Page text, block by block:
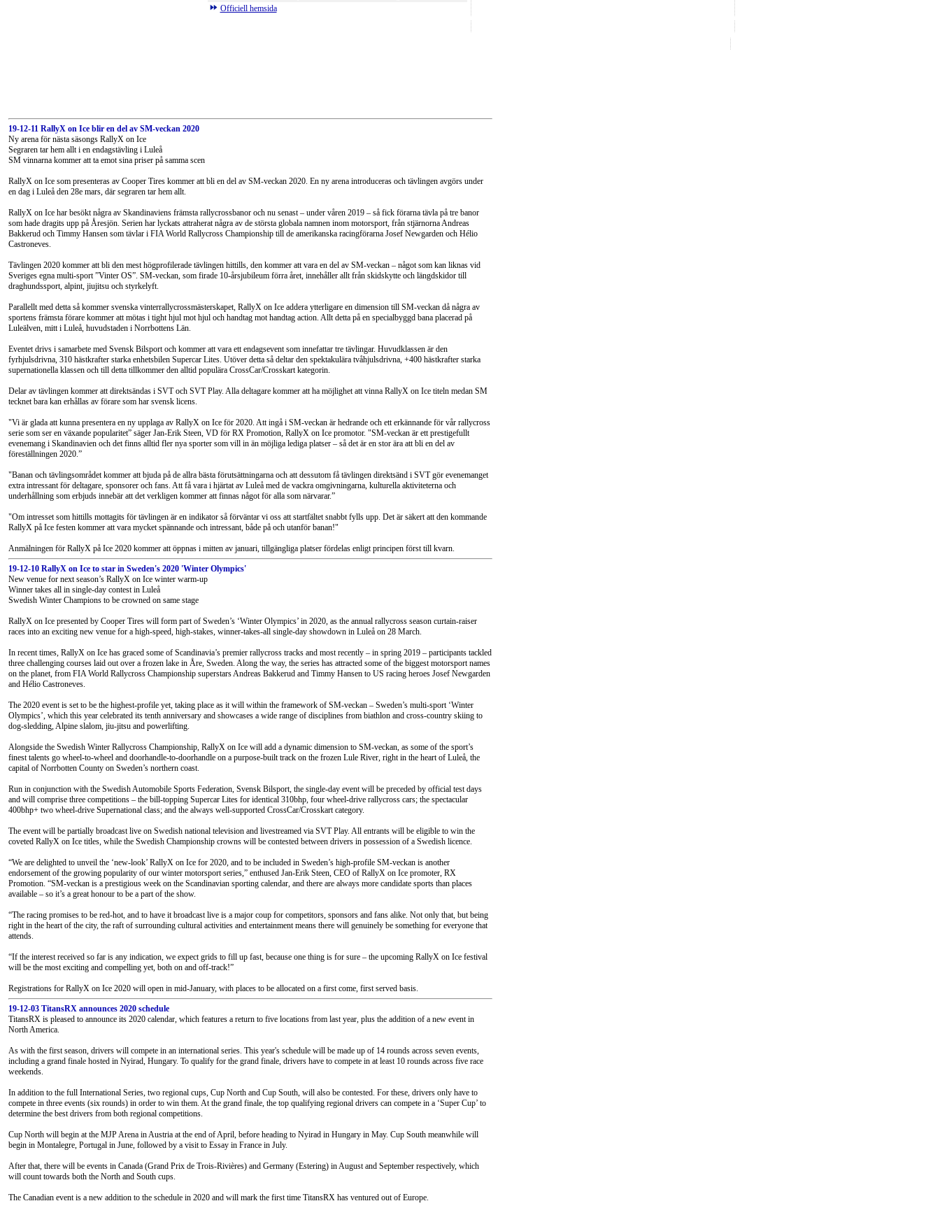
Officiell hemsida
19-12-11 RallyX on Ice blir en del av SM-veckan 2020
Ny arena för nästa säsongs RallyX on Ice
Segraren tar hem allt i en endagstävling i Luleå
SM vinnarna kommer att ta emot sina priser på samma scen
RallyX on Ice som presenteras av Cooper Tires kommer att bli en del av SM-veckan 2020. En ny arena introduceras och tävlingen avgörs under
en dag i Luleå den 28e mars, där segraren tar hem allt.
RallyX on Ice har besökt några av Skandinaviens främsta rallycrossbanor och nu senast – under våren 2019 – så fick förarna tävla på tre banor
som hade dragits upp på Åresjön. Serien har lyckats attraherat några av de största globala namnen inom motorsport, från stjärnorna Andreas
Bakkerud och Timmy Hansen som tävlar i FIA World Rallycross Championship till de amerikanska racingförarna Josef Newgarden och Hélio
Castroneves.
Tävlingen 2020 kommer att bli den mest högprofilerade tävlingen hittills, den kommer att vara en del av SM-veckan – något som kan liknas vid
Sveriges egna multi-sport ”Vinter OS”. SM-veckan, som firade 10-årsjubileum förra året, innehåller allt från skidskytte och längdskidor till
draghundssport, alpint, jiujitsu och styrkelyft.
Parallellt med detta så kommer svenska vinterrallycrossmästerskapet, RallyX on Ice addera ytterligare en dimension till SM-veckan då några av
sportens främsta förare kommer att mötas i tight hjul mot hjul och handtag mot handtag action. Allt detta på en specialbyggd bana placerad på
Luleälven, mitt i Luleå, huvudstaden i Norrbottens Län.
Eventet drivs i samarbete med Svensk Bilsport och kommer att vara ett endagsevent som innefattar tre tävlingar. Huvudklassen är den
fyrhjulsdrivna, 310 hästkrafter starka enhetsbilen Supercar Lites. Utöver detta så deltar den spektakulära tvåhjulsdrivna, +400 hästkrafter starka
supernationella klassen och till detta tillkommer den alltid populära CrossCar/Crosskart kategorin.
Delar av tävlingen kommer att direktsändas i SVT och SVT Play. Alla deltagare kommer att ha möjlighet att vinna RallyX on Ice titeln medan SM
tecknet bara kan erhållas av förare som har svensk licens.
"Vi är glada att kunna presentera en ny upplaga av RallyX on Ice för 2020. Att ingå i SM-veckan är hedrande och ett erkännande för vår rallycross
serie som ser en växande popularitet” säger Jan-Erik Steen, VD för RX Promotion, RallyX on Ice promotor. "SM-veckan är ett prestigefullt
evenemang i Skandinavien och det finns alltid fler nya sporter som vill in än möjliga lediga platser – så det är en stor ära att bli en del av
föreställningen 2020.”
"Banan och tävlingsområdet kommer att bjuda på de allra bästa förutsättningarna och att dessutom få tävlingen direktsänd i SVT gör evenemanget
extra intressant för deltagare, sponsorer och fans. Att få vara i hjärtat av Luleå med de vackra omgivningarna, kulturella aktiviteterna och
underhållning som erbjuds innebär att det verkligen kommer att finnas något för alla som närvarar.”
"Om intresset som hittills mottagits för tävlingen är en indikator så förväntar vi oss att startfältet snabbt fylls upp. Det är säkert att den kommande
RallyX på Ice festen kommer att vara mycket spännande och intressant, både på och utanför banan!"
Anmälningen för RallyX på Ice 2020 kommer att öppnas i mitten av januari, tillgängliga platser fördelas enligt principen först till kvarn.
19-12-10 RallyX on Ice to star in Sweden's 2020 'Winter Olympics'
New venue for next season’s RallyX on Ice winter warm-up
Winner takes all in single-day contest in Luleå
Swedish Winter Champions to be crowned on same stage
RallyX on Ice presented by Cooper Tires will form part of Sweden’s ‘Winter Olympics’ in 2020, as the annual rallycross season curtain-raiser
races into an exciting new venue for a high-speed, high-stakes, winner-takes-all single-day showdown in Luleå on 28 March.
In recent times, RallyX on Ice has graced some of Scandinavia’s premier rallycross tracks and most recently – in spring 2019 – participants tackled
three challenging courses laid out over a frozen lake in Åre, Sweden. Along the way, the series has attracted some of the biggest motorsport names
on the planet, from FIA World Rallycross Championship superstars Andreas Bakkerud and Timmy Hansen to US racing heroes Josef Newgarden
and Hélio Castroneves.
The 2020 event is set to be the highest-profile yet, taking place as it will within the framework of SM-veckan – Sweden’s multi-sport ‘Winter
Olympics’, which this year celebrated its tenth anniversary and showcases a wide range of disciplines from biathlon and cross-country skiing to
dog-sledding, Alpine slalom, jiu-jitsu and powerlifting.
Alongside the Swedish Winter Rallycross Championship, RallyX on Ice will add a dynamic dimension to SM-veckan, as some of the sport’s
finest talents go wheel-to-wheel and doorhandle-to-doorhandle on a purpose-built track on the frozen Lule River, right in the heart of Luleå, the
capital of Norrbotten County on Sweden’s northern coast.
Run in conjunction with the Swedish Automobile Sports Federation, Svensk Bilsport, the single-day event will be preceded by official test days
and will comprise three competitions – the bill-topping Supercar Lites for identical 310bhp, four wheel-drive rallycross cars; the spectacular
400bhp+ two wheel-drive Supernational class; and the always well-supported CrossCar/Crosskart category.
The event will be partially broadcast live on Swedish national television and livestreamed via SVT Play. All entrants will be eligible to win the
coveted RallyX on Ice titles, while the Swedish Championship crowns will be contested between drivers in possession of a Swedish licence.
“We are delighted to unveil the ‘new-look’ RallyX on Ice for 2020, and to be included in Sweden’s high-profile SM-veckan is another
endorsement of the growing popularity of our winter motorsport series,” enthused Jan-Erik Steen, CEO of RallyX on Ice promoter, RX
Promotion. “SM-veckan is a prestigious week on the Scandinavian sporting calendar, and there are always more candidate sports than places
available – so it’s a great honour to be a part of the show.
“The racing promises to be red-hot, and to have it broadcast live is a major coup for competitors, sponsors and fans alike. Not only that, but being
right in the heart of the city, the raft of surrounding cultural activities and entertainment means there will genuinely be something for everyone that
attends.
“If the interest received so far is any indication, we expect grids to fill up fast, because one thing is for sure – the upcoming RallyX on Ice festival
will be the most exciting and compelling yet, both on and off-track!”
Registrations for RallyX on Ice 2020 will open in mid-January, with places to be allocated on a first come, first served basis.
19-12-03 TitansRX announces 2020 schedule
TitansRX is pleased to announce its 2020 calendar, which features a return to five locations from last year, plus the addition of a new event in
North America.
As with the first season, drivers will compete in an international series. This year's schedule will be made up of 14 rounds across seven events,
including a grand finale hosted in Nyirad, Hungary. To qualify for the grand finale, drivers have to compete in at least 10 rounds across five race
weekends.
In addition to the full International Series, two regional cups, Cup North and Cup South, will also be contested. For these, drivers only have to
compete in three events (six rounds) in order to win them. At the grand finale, the top qualifying regional drivers can compete in a ‘Super Cup’ to
determine the best drivers from both regional competitions.
Cup North will begin at the MJP Arena in Austria at the end of April, before heading to Nyirad in Hungary in May. Cup South meanwhile will
begin in Montalegre, Portugal in June, followed by a visit to Essay in France in July.
After that, there will be events in Canada (Grand Prix de Trois-Rivières) and Germany (Estering) in August and September respectively, which
will count towards both the North and South cups.
The Canadian event is a new addition to the schedule in 2020 and will mark the first time TitansRX has ventured out of Europe.